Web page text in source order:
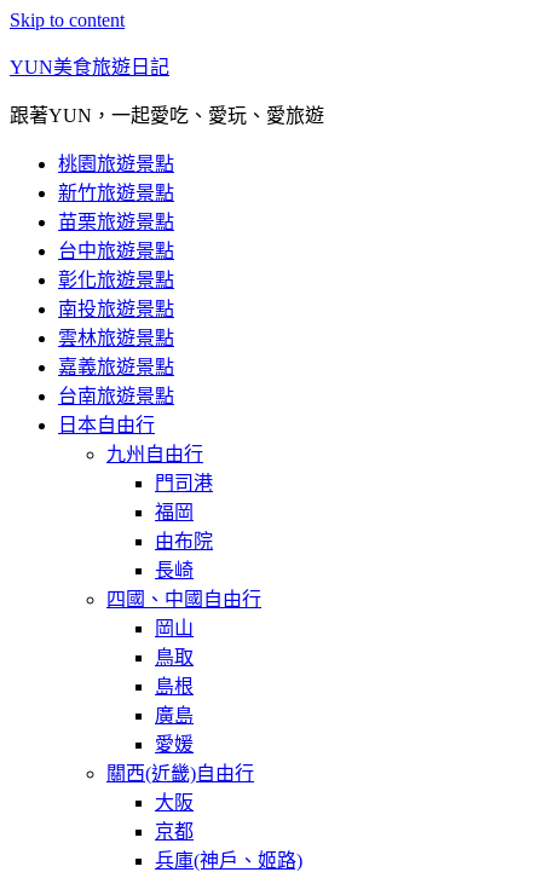
Skip to content
YUN美食旅遊日記
跟著YUN，一起愛吃、愛玩、愛旅遊
桃園旅遊景點
新竹旅遊景點
苗栗旅遊景點
台中旅遊景點
彰化旅遊景點
南投旅遊景點
雲林旅遊景點
嘉義旅遊景點
台南旅遊景點
日本自由行
九州自由行
門司港
福岡
由布院
長崎
四國、中國自由行
岡山
鳥取
島根
廣島
愛媛
關西(近畿)自由行
大阪
京都
兵庫(神戶、姬路)